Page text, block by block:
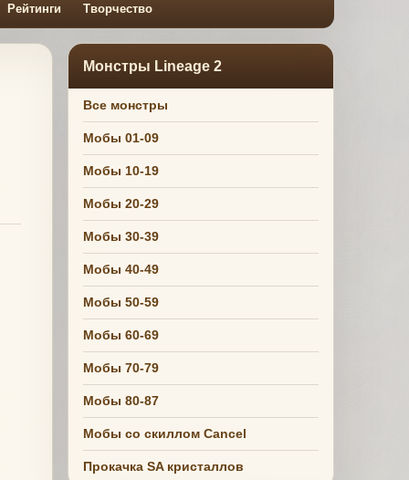
Рейтинги Творчество
Монстры Lineage 2
Все монстры
Мобы 01-09
Мобы 10-19
Мобы 20-29
Мобы 30-39
Мобы 40-49
Мобы 50-59
Мобы 60-69
Мобы 70-79
Мобы 80-87
Мобы со скиллом Cancel
Прокачка SA кристаллов